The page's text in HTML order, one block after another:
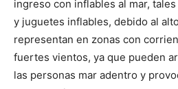
ingreso con inflables al mar,
y juguetes inflables, debido al
representan en zonas con
fuertes vientos, ya que pueden
las personas mar adentro y